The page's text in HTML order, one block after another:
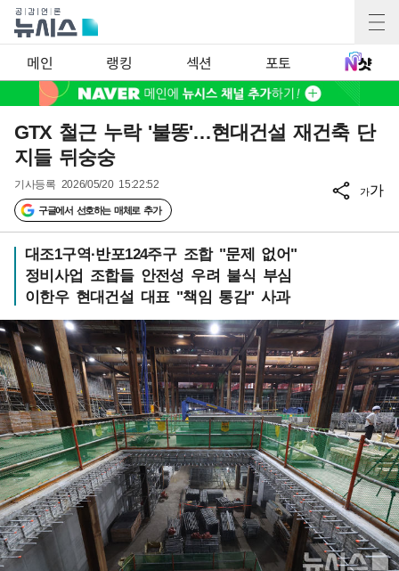
메인 랭킹 섹션 포토
GTX 철근 누락 '불똥'…현대건설 재건축 단
지들 뒤숭숭
기사등록 2026/05/20 15:22:52
구글에서 선호하는 매체로 추가
가가
대조1구역·반포124주구 조합 "문제 없어"
정비사업 조합들 안전성 우려 불식 부심
이한우 현대건설 대표 "책임 통감" 사과